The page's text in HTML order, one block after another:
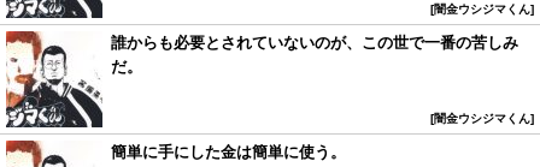
闇金ウシジマくん
誰からも必要とされていないのが、この世で一番の苦しみ
だ。
闇金ウシジマくん
簡単に手にした金は簡単に使う。